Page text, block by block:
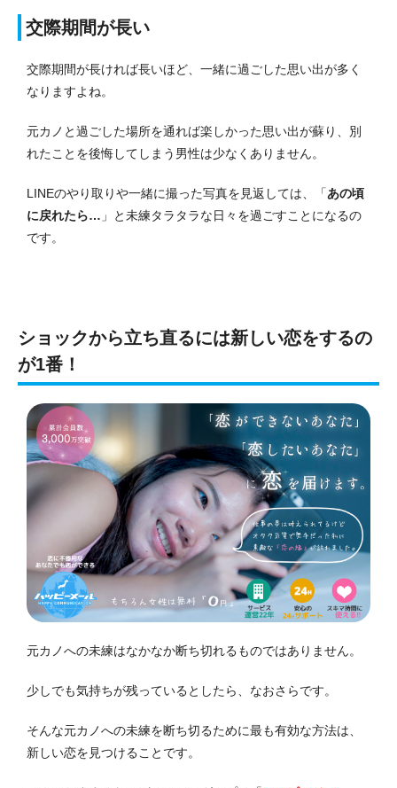
交際期間が長い
交際期間が長ければ長いほど、一緒に過ごした思い出が多く
なりますよね。
元カノと過ごした場所を通れば楽しかった思い出が蘇り、別
れたことを後悔してしまう男性は少なくありません。
LINEのやり取りや一緒に撮った写真を見返しては、「あの頃
に戻れたら… 」と未練タラタラな日々を過ごすことになるの
です。
ショックから立ち直るには新しい恋をするの
が1番！
元カノへの未練はなかなか断ち切れるものではありません。
少しでも気持ちが残っているとしたら、なおさらです。
そんな元カノへの未練を断ち切るために最も有効な方法は、
新しい恋を見つけることです。